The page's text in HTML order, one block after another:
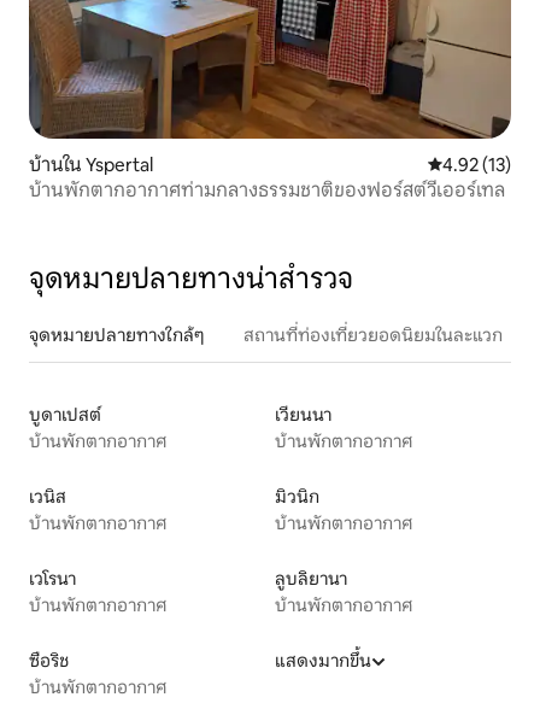
บ้านใน Yspertal คะแนนเฉลี่ย
4.92 (13)
บ้านพักตากอากาศท่ามกลางธรรมชาติของฟอร์สต์วีเออร์เทล
จุดหมายปลายทางน่าสำรวจ
จุดหมายปลายทางใกล้ๆ สถานที่ท่องเที่ยวยอดนิยมในละแวก
บูดาเปสต์
บ้านพักตากอากาศ
เวียนนา
บ้านพักตากอากาศ
เวนิส
บ้านพักตากอากาศ
มิวนิก
บ้านพักตากอากาศ
เวโรนา
บ้านพักตากอากาศ
ลูบลิยานา
บ้านพักตากอากาศ
ซือริช
บ้านพักตากอากาศ
แสดงมากขึ้น